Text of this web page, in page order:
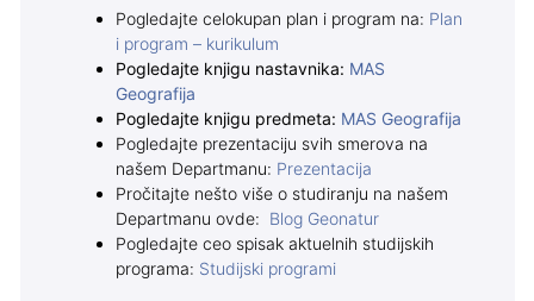
Pogledajte celokupan plan i program na: Plan
i program – kurikulum
Pogledajte knjigu nastavnika: MAS
Geografija
Pogledajte knjigu predmeta: MAS Geografija
Pogledajte prezentaciju svih smerova na
našem Departmanu: Prezentacija
Pročitajte nešto više o studiranju na našem
Departmanu ovde: Blog Geonatur
Pogledajte ceo spisak aktuelnih studijskih
programa: Studijski programi